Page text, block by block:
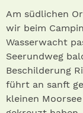
Am südlichen
wir beim
Wasserwacht
Seerundweg
Beschilderung
führt an sanft
kleinen